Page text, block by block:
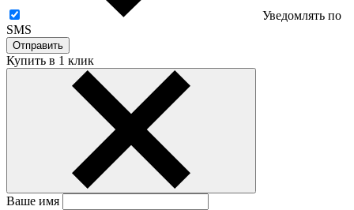
Уведомлять по
SMS
Отправить
Купить в 1 клик
Ваше имя